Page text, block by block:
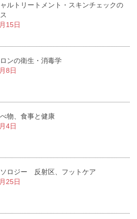
ルトリートメント・スキンチェックの
15日
ンの衛生・消毒学
8日
物、食事と健康
4日
ソロジー 反射区、フットケア
25日